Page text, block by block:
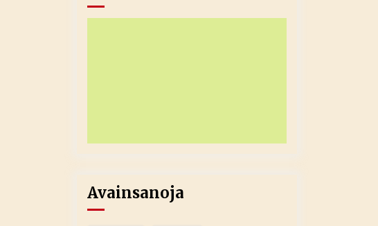
Avainsanoja